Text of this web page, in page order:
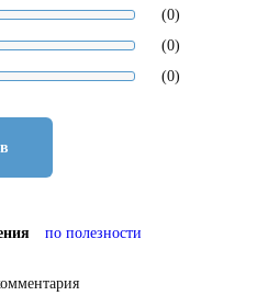
(0)
(0)
(0)
по полезности